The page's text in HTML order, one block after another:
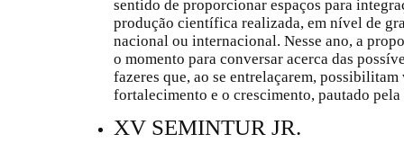
sentido de proporcionar espaços para
produção científica realizada, em nível de
nacional ou internacional. Nesse ano, a
o momento para conversar acerca das
fazeres que, ao se entrelaçarem,
fortalecimento e o crescimento, pautado
XV SEMINTUR JR.